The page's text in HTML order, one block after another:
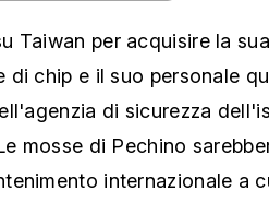
Taiwan per acquisire la
di chip e il suo personale
di sicurezza
mosse di Pechino
internazionale a